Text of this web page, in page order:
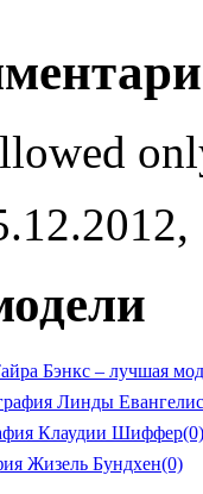
Бэнкс – лучшая
Линды
Клаудии Шиффер(0)
Жизель Бундхен(0)